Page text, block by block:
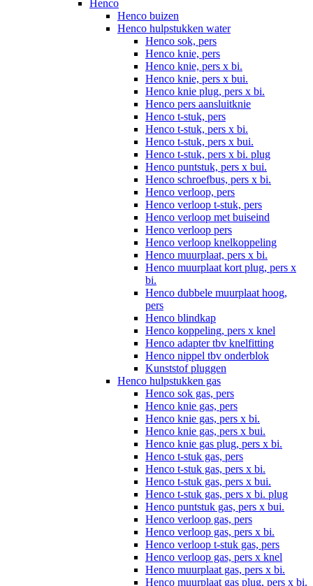
Henco
Henco buizen
Henco hulpstukken water
Henco sok, pers
Henco knie, pers
Henco knie, pers x bi.
Henco knie, pers x bui.
Henco knie plug, pers x bi.
Henco pers aansluitknie
Henco t-stuk, pers
Henco t-stuk, pers x bi.
Henco t-stuk, pers x bui.
Henco t-stuk, pers x bi. plug
Henco puntstuk, pers x bui.
Henco schroefbus, pers x bi.
Henco verloop, pers
Henco verloop t-stuk, pers
Henco verloop met buiseind
Henco verloop pers
Henco verloop knelkoppeling
Henco muurplaat, pers x bi.
Henco muurplaat kort plug, pers x
bi.
Henco dubbele muurplaat hoog,
pers
Henco blindkap
Henco koppeling, pers x knel
Henco adapter tbv knelfitting
Henco nippel tbv onderblok
Kunststof pluggen
Henco hulpstukken gas
Henco sok gas, pers
Henco knie gas, pers
Henco knie gas, pers x bi.
Henco knie gas, pers x bui.
Henco knie gas plug, pers x bi.
Henco t-stuk gas, pers
Henco t-stuk gas, pers x bi.
Henco t-stuk gas, pers x bui.
Henco t-stuk gas, pers x bi. plug
Henco puntstuk gas, pers x bui.
Henco verloop gas, pers
Henco verloop gas, pers x bi.
Henco verloop t-stuk gas, pers
Henco verloop gas, pers x knel
Henco muurplaat gas, pers x bi.
Henco muurplaat gas plug, pers x bi.